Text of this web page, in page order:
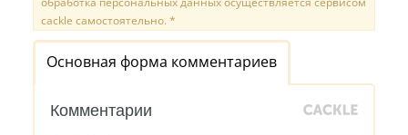
cackle самостоятельно. *
Основная форма комментариев
Комментарии